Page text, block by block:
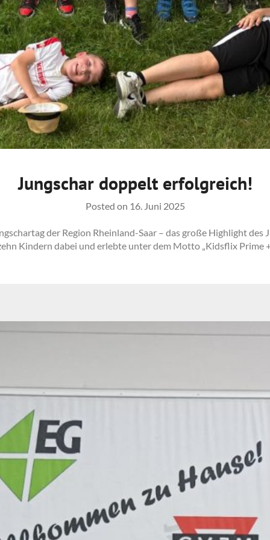
Jungschar doppelt erfolgreich!
Posted on 16. Juni 2025
der Region Rheinland-Saar – das große Highlight des
Kindern dabei und erlebte unter dem Motto „Kidsflix Prime